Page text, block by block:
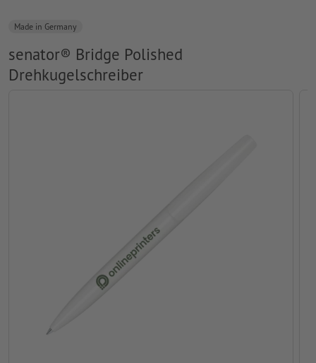
Made in Germany
senator® Bridge Polished
Drehkugelschreiber